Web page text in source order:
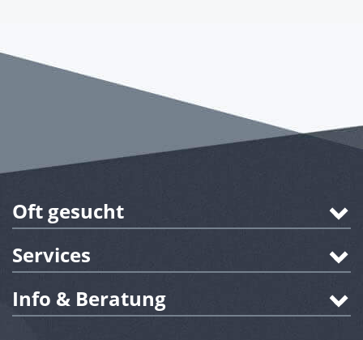
Oft gesucht
Services
Info & Beratung